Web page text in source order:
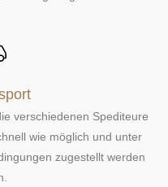
verschiedenen Spediteure
wie möglich und unter
zugestellt werden